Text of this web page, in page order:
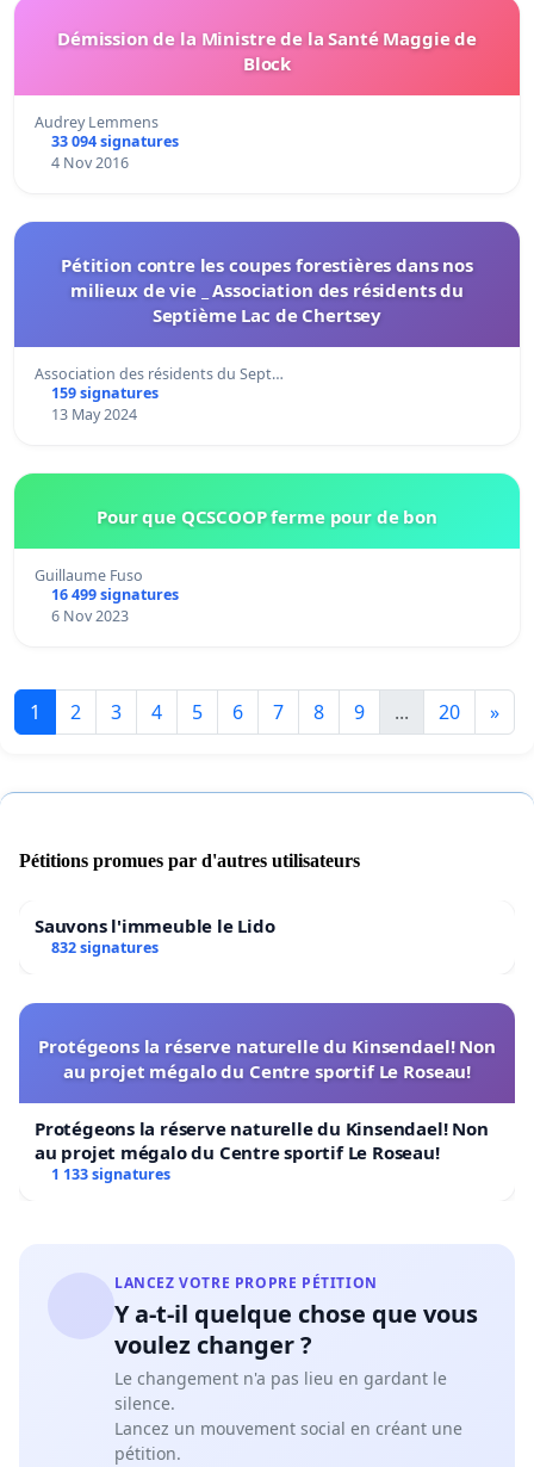
Démission de la Ministre de la Santé Maggie de
Block
Audrey Lemmens
33 094 signatures
4 Nov 2016
Pétition contre les coupes forestières dans nos
milieux de vie _ Association des résidents du
Septième Lac de Chertsey
Association des résidents du Sept…
159 signatures
13 May 2024
Pour que QCSCOOP ferme pour de bon
Guillaume Fuso
16 499 signatures
6 Nov 2023
1 2 3 4 5 6 7 8 9 ... 20 »
Pétitions promues par d'autres utilisateurs
Sauvons l'immeuble le Lido
832 signatures
Protégeons la réserve naturelle du Kinsendael! Non
au projet mégalo du Centre sportif Le Roseau!
Protégeons la réserve naturelle du Kinsendael! Non
au projet mégalo du Centre sportif Le Roseau!
1 133 signatures
LANCEZ VOTRE PROPRE PÉTITION
Y a-t-il quelque chose que vous
voulez changer ?
Le changement n'a pas lieu en gardant le
silence.
Lancez un mouvement social en créant une
pétition.